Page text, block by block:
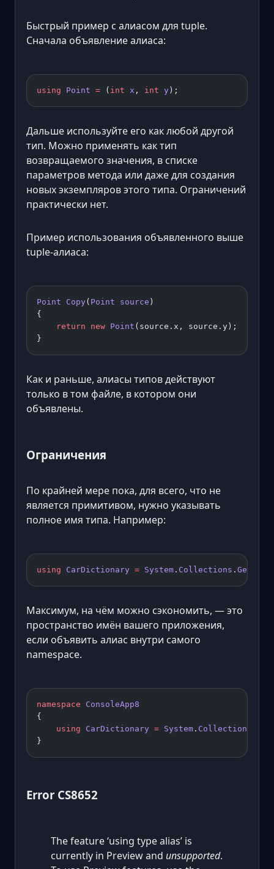
Быстрый пример с алиасом для tuple.
Сначала объявление алиаса:
using Point = ( int x , int y );
Дальше используйте его как любой другой
тип. Можно применять как тип
возвращаемого значения, в списке
параметров метода или даже для создания
новых экземпляров этого типа. Ограничений
практически нет.
Пример использования объявленного выше
tuple-алиаса:
Point Copy( Point source )
{
    return
new Point (source.x, source.y);
}
Как и раньше, алиасы типов действуют
только в том файле, в котором они
объявлены.
Ограничения
По крайней мере пока, для всего, что не
является примитивом, нужно указывать
полное имя типа. Например:
using CarDictionary = System . Collections . Generic
Максимум, на чём можно сэкономить, — это
пространство имён вашего приложения,
если объявить алиас внутри самого
namespace.
namespace ConsoleApp8
{
    using
CarDictionary = System . Collections
}
Error CS8652
The feature ‘using type alias’ is
currently in Preview and unsupported.